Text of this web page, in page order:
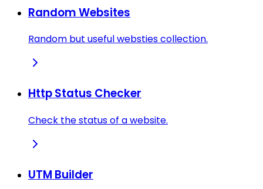
Random Websites
Random but useful websties collection.
Http Status Checker
Check the status of a website.
UTM Builder